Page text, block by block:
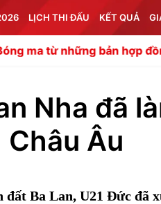
LỊCH THI ĐẤU KẾT QUẢ
bản hợp đồng cũ đang
Nha đã
Âu
đất Ba Lan, U21 Đức đã